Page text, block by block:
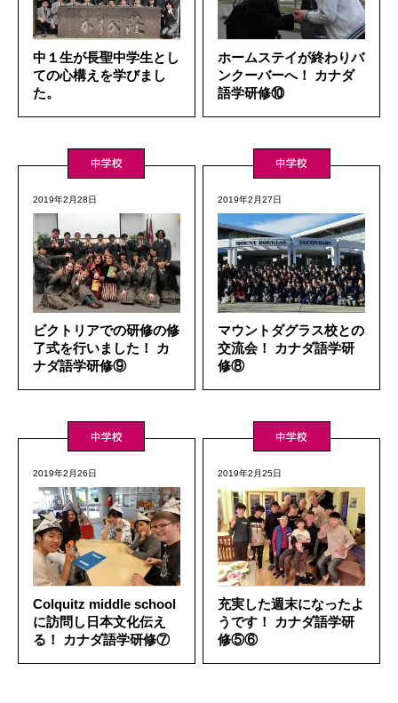
中１生が長聖中学生とし
ての心構えを学びまし
た。
ホームステイが終わりバ
ンクーバーへ！ カナダ
語学研修⑩
中学校
2019年2月28日
ビクトリアでの研修の修
了式を行いました！ カ
ナダ語学研修⑨
中学校
2019年2月27日
マウントダグラス校との
交流会！ カナダ語学研
修⑧
中学校
2019年2月26日
Colquitz middle school
に訪問し日本文化伝え
る！ カナダ語学研修⑦
中学校
2019年2月25日
充実した週末になったよ
うです！ カナダ語学研
修⑤⑥